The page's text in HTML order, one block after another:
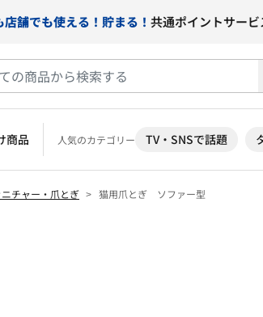
舗でも使える！貯まる！ 共通ポイントサービ
商品 人気のカテゴリー TV・SNSで話題
チャー・爪とぎ 猫用爪とぎ ソファー型